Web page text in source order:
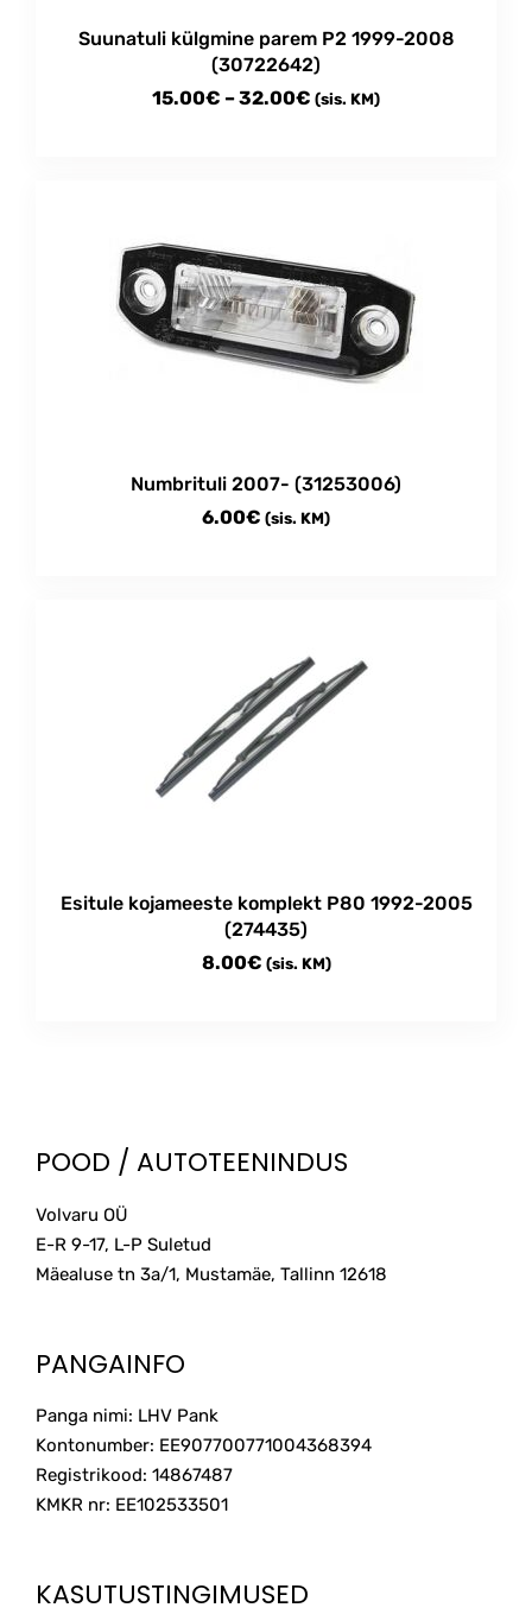
Suunatuli külgmine parem P2 1999-2008
(30722642)
15.00€ –32.00€ Price
(sis. KM)
variants.
options
Numbrituli 2007- (31253006)
6.00€ (sis. KM)
Esitule kojameeste komplekt P80 1992-2005
(274435)
8.00€ (sis. KM)
POOD / AUTOTEENINDUS
Volvaru OÜ
E-R 9-17, L-P Suletud
Mäealuse tn 3a/1, Mustamäe, Tallinn 12618
PANGAINFO
Panga nimi: LHV Pank
Kontonumber: EE907700771004368394
Registrikood: 14867487
KMKR nr: EE102533501
KASUTUSTINGIMUSED